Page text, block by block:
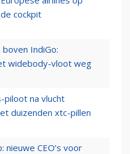
cockpit
IndiGo:
widebody-vloot weg
piloot na vlucht
duizenden xtc-pillen
nieuwe CEO’s voor